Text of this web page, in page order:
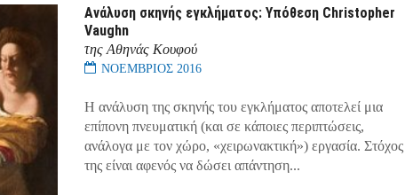
Ανάλυση σκηνής εγκλήματος: Υπόθεση Christopher
Vaughn
της Αθηνάς Κουφού
ΝΟΕΜΒΡΙΟΣ 2016
Η ανάλυση της σκηνής του εγκλήματος αποτελεί μια
επίπονη πνευματική (και σε κάποιες περιπτώσεις,
ανάλογα με τον χώρο, «χειρωνακτική») εργασία. Στόχος
της είναι αφενός να δώσει απάντηση...